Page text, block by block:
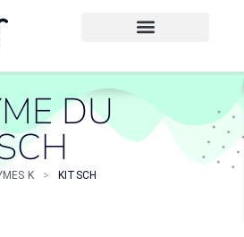
DU
K > KITSCH